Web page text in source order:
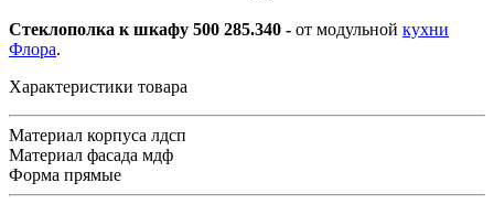
Стеклополка к шкафу 500 285.340 - от модульной кухни
Флора.
Характеристики товара
Материал корпуса лдсп
Материал фасада мдф
Форма прямые